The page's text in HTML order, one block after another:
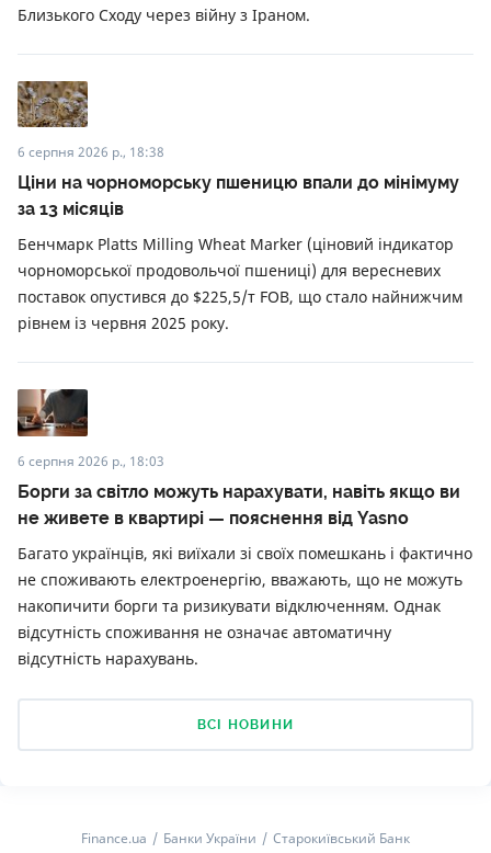
Близького Сходу через війну з Іраном.
6 серпня 2026 р., 18:38
Ціни на чорноморську пшеницю впали до мінімуму
за 13 місяців
Бенчмарк Platts Milling Wheat Marker (ціновий індикатор
чорноморської продовольчої пшениці) для вересневих
поставок опустився до $225,5/т FOB, що стало найнижчим
рівнем із червня 2025 року.
6 серпня 2026 р., 18:03
Борги за світло можуть нарахувати, навіть якщо ви
не живете в квартирі — пояснення від Yasno
Багато українців, які виїхали зі своїх помешкань і фактично
не споживають електроенергію, вважають, що не можуть
накопичити борги та ризикувати відключенням. Однак
відсутність споживання не означає автоматичну
відсутність нарахувань.
ВСІ НОВИНИ
Finance.ua Банки України Старокиївський Банк